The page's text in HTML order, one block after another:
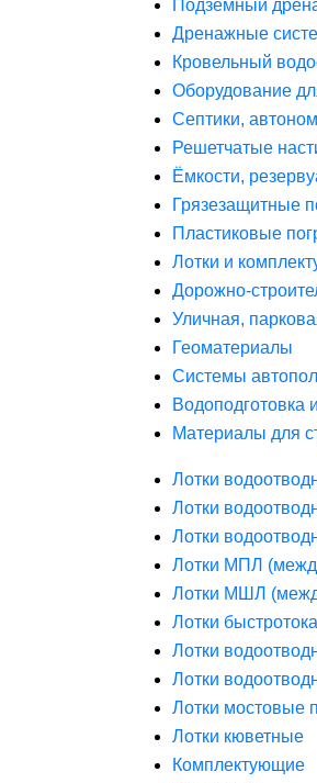
Подземный
Дренажные
Кровельный
Оборудование
Септики,
Решетчатые
Ёмкости,
Грязезащитные
Пластиковые
Лотки и
Дорожно-
Уличная,
Геоматериалы
Системы
Водоподготовка
Материалы для
Лотки
Лотки
Лотки
Лотки МПЛ
Лотки МШЛ
Лотки быстротока
Лотки
Лотки
Лотки мостовые
Лотки кюветные
Комплектующие